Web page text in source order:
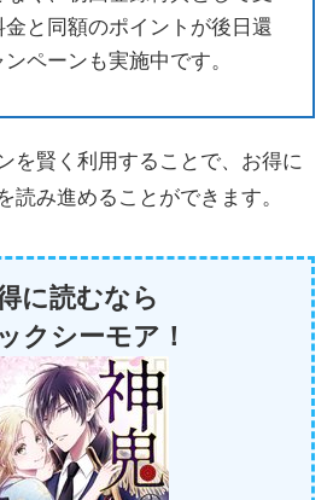
と同額のポイントが後日還
ペーンも実施中です。
を賢く利用することで、お得に
読み進めることができます。
に読むなら
クシーモア！